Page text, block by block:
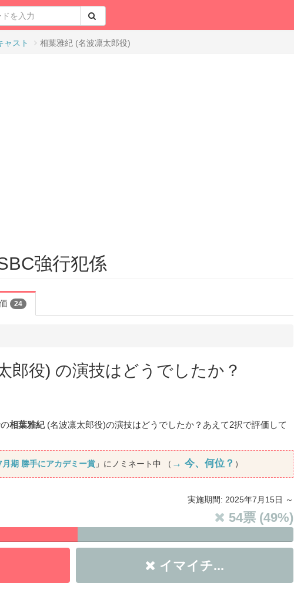
ャスト 相葉雅紀 (名波凛太郎役)
強行犯係
24
郎役) の演技はどうでしたか？
相葉雅紀(名波凛太郎役)の演技はどうでしたか？あえて2択で評価して
期 勝手にアカデミー賞 」にノミネート中 （ → 今、何位？ ）
実施期間: 2025年7月15日 ～
54票 (49%)
イマイチ...